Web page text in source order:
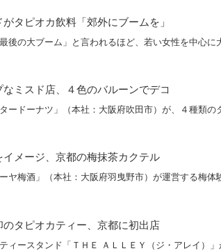
がタピオカ飲料「郊外にブームを」
最後の大ブーム」と言われるほど、若い女性を中心
なミスド店、４色のバルーンでデコ
タードーナツ」（本社：大阪府吹田市）が、４種類
イメージ、京都の梅抹茶カクテル
ーヤ梅酒」（本社：大阪府羽曳野市）が運営する梅
のタピオカティー、京都に初出店
ィースタンド「ＴＨＥ ＡＬＬＥＹ（ジ・アレイ）